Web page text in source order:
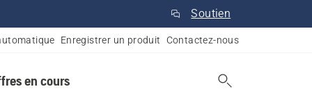
Soutien
Enregistrer un produit Contactez-nous
en cours